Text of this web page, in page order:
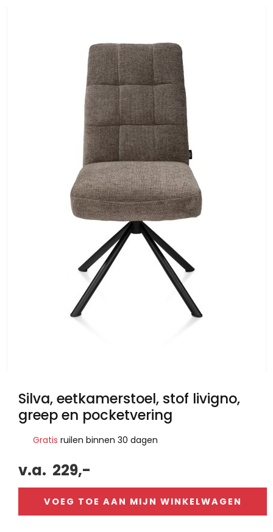
Silva, eetkamerstoel, stof livigno,
greep en pocketvering
Gratis ruilen binnen 30 dagen
v.a. 229,-
VOEG TOE AAN MIJN WINKELWAGEN